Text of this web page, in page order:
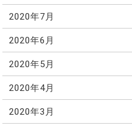
2020年7月
2020年6月
2020年5月
2020年4月
2020年3月